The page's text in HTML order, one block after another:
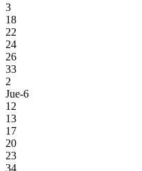
3
18
22
24
26
33
2
Jue-6
12
13
17
20
23
34